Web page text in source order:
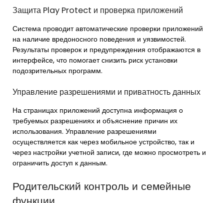
Защита Play Protect и проверка приложений
Система проводит автоматические проверки приложений
на наличие вредоносного поведения и уязвимостей.
Результаты проверок и предупреждения отображаются в
интерфейсе, что помогает снизить риск установки
подозрительных программ.
Управление разрешениями и приватность данных
На страницах приложений доступна информация о
требуемых разрешениях и объяснение причин их
использования. Управление разрешениями
осуществляется как через мобильное устройство, так и
через настройки учетной записи, где можно просмотреть и
ограничить доступ к данным.
Родительский контроль и семейные